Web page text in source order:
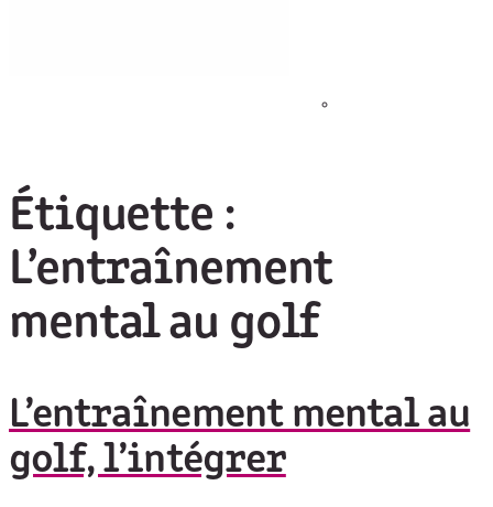
Étiquette :
L’entraînement
mental au golf
L’entraînement mental au
golf, l’intégrer